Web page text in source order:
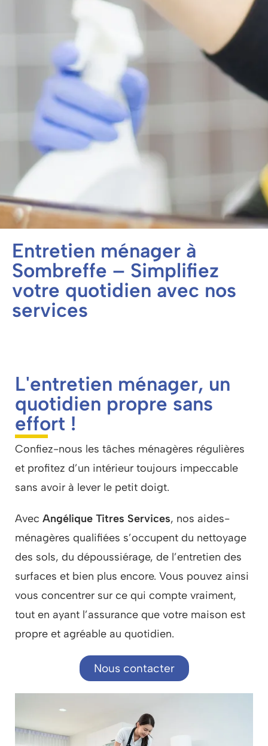
Entretien ménager à
Sombreffe – Simplifiez
votre quotidien avec nos
services
L'entretien ménager, un
quotidien propre sans
effort !
Confiez-nous les tâches ménagères régulières
et profitez d’un intérieur toujours impeccable
sans avoir à lever le petit doigt.
Avec Angélique Titres Services, nos aides-
ménagères qualifiées s’occupent du nettoyage
des sols, du dépoussiérage, de l’entretien des
surfaces et bien plus encore. Vous pouvez ainsi
vous concentrer sur ce qui compte vraiment,
tout en ayant l’assurance que votre maison est
propre et agréable au quotidien.
Nous contacter